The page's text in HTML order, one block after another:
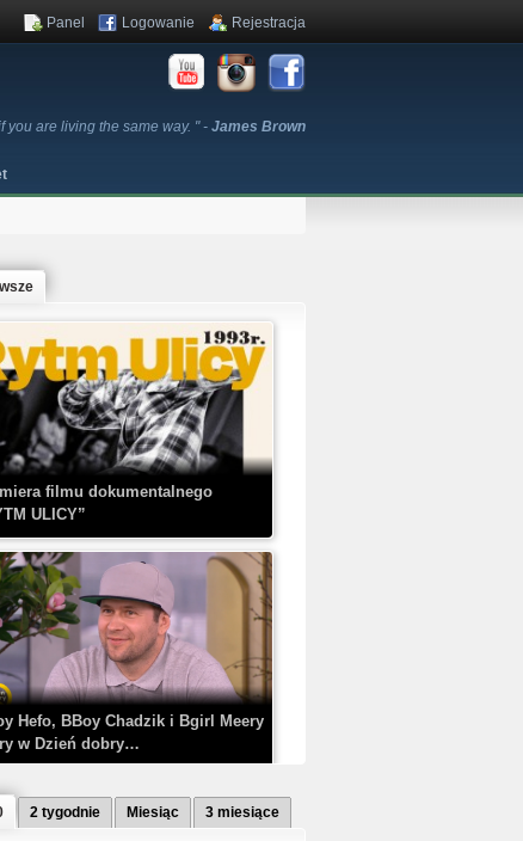
you are living the same way. " - James Brown
Panel Logowanie Rejestracja
filmu dokumentalnego
ULICY”
Hefo, BBoy Chadzik i Bgirl Meery
w Dzień dobry…
2 tygodnie Miesiąc 3 miesiące